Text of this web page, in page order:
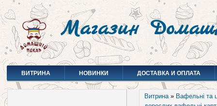
Магазин
ВИТРИНА НОВИНКИ ДОСТАВКА И ОПЛАТА
Витрина» Вафельні та